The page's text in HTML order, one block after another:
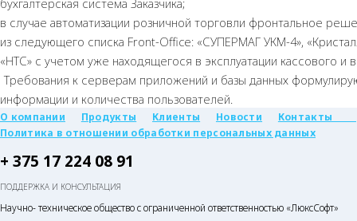
бухгалтерская система Заказчика;
в случае автоматизации розничной торговли фронтальное
из следующего списка Front-Office: «СУПЕРМАГ УКМ-4»,
«НТС» с учетом уже находящегося в эксплуатации кассового и
Требования к серверам приложений и базы данных
информации и количества пользователей.
О компании Продукты Клиенты Новости
Контакты
Политика в отношении обработки персональных данных
+ 375 17 224 08 91
ПОДДЕРЖКА И КОНСУЛЬТАЦИЯ
Научно- техническое общество с ограниченной ответственностью «ЛюксСофт»